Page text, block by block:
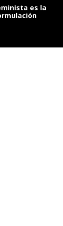
es la